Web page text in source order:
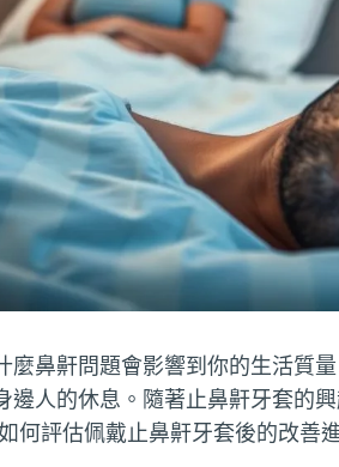
麼鼻鼾問題會影響到你的生活質
邊人的休息。隨著止鼻鼾牙套的
何評估佩戴止鼻鼾牙套後的改善